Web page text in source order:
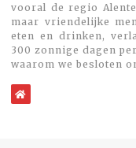
vooral de regio
maar vriendelijke
eten en drinken,
300 zonnige dagen
waarom we besloten